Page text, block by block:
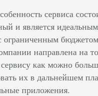
сервиса
и является
ограниченным
направлена на
как можно
их в дальнейшем
приложения.